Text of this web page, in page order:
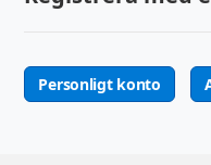
Personligt konto